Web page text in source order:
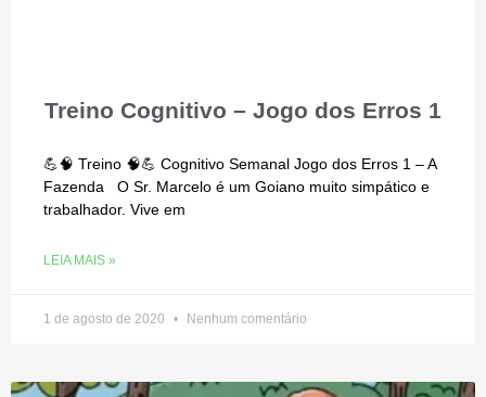
Treino Cognitivo – Jogo dos Erros 1
💪🧠 Treino 🧠💪 Cognitivo Semanal Jogo dos Erros 1 – A
Fazenda O Sr. Marcelo é um Goiano muito simpático e
trabalhador. Vive em
LEIA MAIS »
1 de agosto de 2020 Nenhum comentário